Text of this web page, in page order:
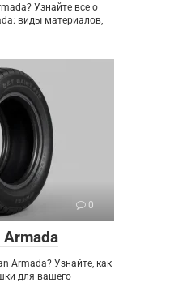
Узнайте все о
виды материалов,
0
Armada? Узнайте, как
для вашего